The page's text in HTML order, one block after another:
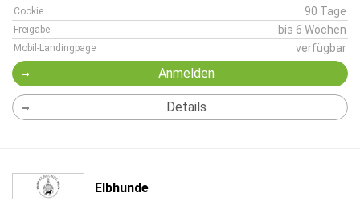
Cookie 90 Tage
Freigabe bis 6 Wochen
Mobil-Landingpage verfügbar
Anmelden
Details
Elbhunde